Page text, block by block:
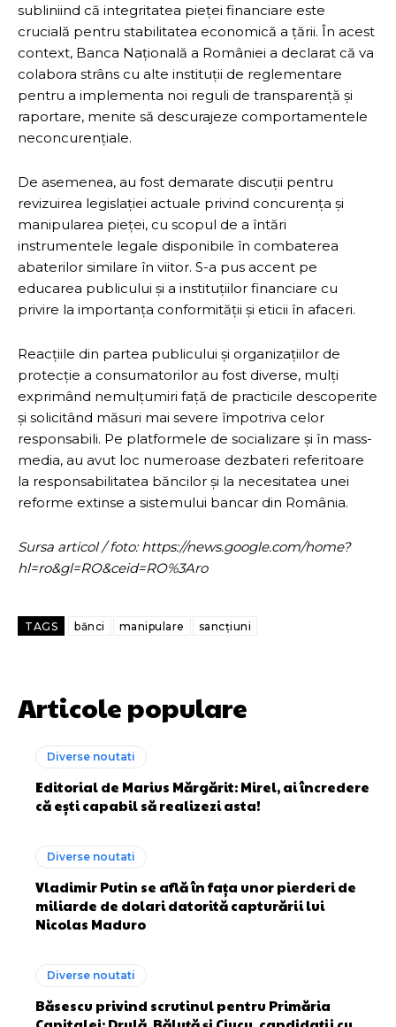
subliniind că integritatea pieței financiare este
crucială pentru stabilitatea economică a țării. În acest
context, Banca Națională a României a declarat că va
colabora strâns cu alte instituții de reglementare
pentru a implementa noi reguli de transparență și
raportare, menite să descurajeze comportamentele
neconcurențiale.
De asemenea, au fost demarate discuții pentru
revizuirea legislației actuale privind concurența și
manipularea pieței, cu scopul de a întări
instrumentele legale disponibile în combaterea
abaterilor similare în viitor. S-a pus accent pe
educarea publicului și a instituțiilor financiare cu
privire la importanța conformității și eticii în afaceri.
Reacțiile din partea publicului și organizațiilor de
protecție a consumatorilor au fost diverse, mulți
exprimând nemulțumiri față de practicile descoperite
și solicitând măsuri mai severe împotriva celor
responsabili. Pe platformele de socializare și în mass-
media, au avut loc numeroase dezbateri referitoare
la responsabilitatea băncilor și la necesitatea unei
reforme extinse a sistemului bancar din România.
Sursa articol / foto: https://news.google.com/home?
hl=ro&gl=RO&ceid=RO%3Aro
TAGS bănci manipulare sancțiuni
Articole populare
Diverse noutati
Editorial de Marius Mărgărit: Mirel, ai încredere
că ești capabil să realizezi asta!
Diverse noutati
Vladimir Putin se află în fața unor pierderi de
miliarde de dolari datorită capturării lui
Nicolas Maduro
Diverse noutati
Băsescu privind scrutinul pentru Primăria